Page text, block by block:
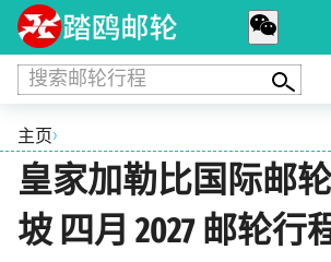
搜索邮轮行程
主页›
皇家加勒比国际邮
坡 四月 2027 邮轮行